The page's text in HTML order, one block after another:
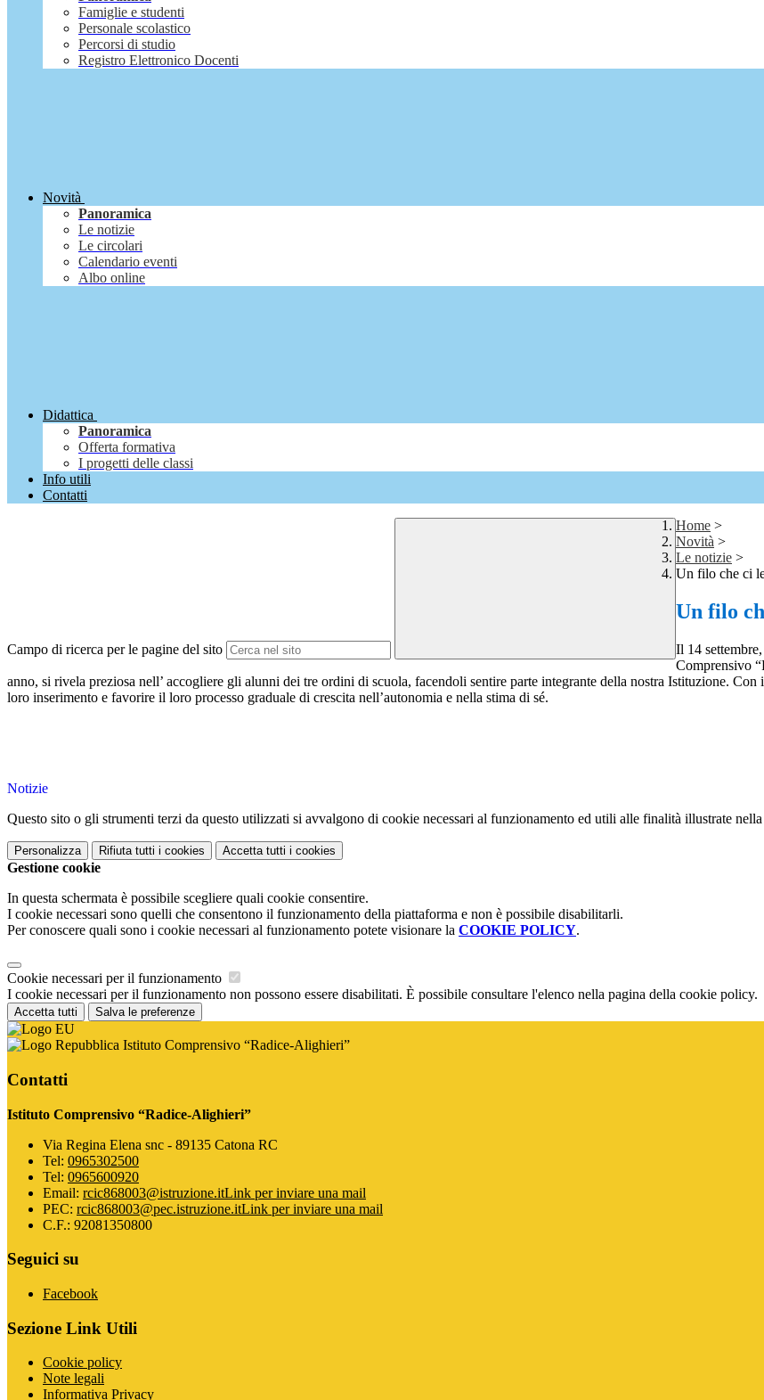
Famiglie e studenti
Personale scolastico
Percorsi di studio
Registro Elettronico Docenti
Novità
Panoramica
Le notizie
Le circolari
Calendario eventi
Albo online
Didattica
Panoramica
Offerta formativa
I progetti delle classi
Info utili
Contatti
Campo di ricerca per le pagine del sito
Home >
Novità >
Le notizie >
Un filo che ci
Un filo
Il 14
Comprensivo
anno, si rivela preziosa nell’ accogliere gli alunni dei tre ordini di scuola, facendoli sentire parte integrante della nostra Istituzione.
loro inserimento e favorire il loro processo graduale di crescita nell’autonomia e nella stima di sé.
Notizie
Questo sito o gli strumenti terzi da questo utilizzati si avvalgono di cookie necessari al funzionamento ed utili alle finalità illustrate nella
Personalizza Rifiuta tutti i cookies Accetta tutti i cookies
Gestione cookie
In questa schermata è possibile scegliere quali cookie consentire.
I cookie necessari sono quelli che consentono il funzionamento della piattaforma e non è possibile disabilitarli.
Per conoscere quali sono i cookie necessari al funzionamento potete visionare la COOKIE POLICY.
Cookie necessari per il funzionamento
I cookie necessari per il funzionamento non possono essere disabilitati. È possibile consultare l'elenco nella pagina della cookie policy.
Accetta tutti Salva le preferenze
Istituto Comprensivo “Radice-Alighieri”
Contatti
Istituto Comprensivo “Radice-Alighieri”
Via Regina Elena snc - 89135 Catona RC
Tel: 0965302500
Tel: 0965600920
Email: rcic868003@istruzione.itLink per inviare una mail
PEC: rcic868003@pec.istruzione.itLink per inviare una mail
C.F.: 92081350800
Seguici su
Facebook
Sezione Link Utili
Cookie policy
Note legali
Informativa Privacy